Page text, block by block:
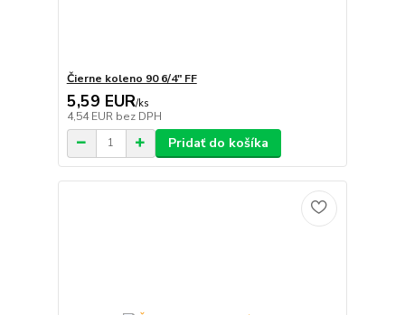
Čierne koleno 90 6/4" FF
5,59 EUR/ks
4,54 EUR bez DPH
Pridať do košíka